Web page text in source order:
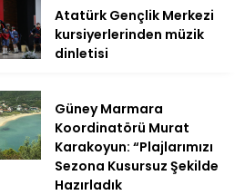
Atatürk Gençlik Merkezi
kursiyerlerinden müzik
dinletisi
Güney Marmara
Koordinatörü Murat
Karakoyun: “Plajlarımızı
Sezona Kusursuz Şekilde
Hazırladık